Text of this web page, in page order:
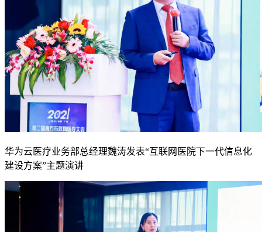
华为云医疗业务部总经理魏涛发表“互联网医院下一代信息化
建设方案”主题演讲